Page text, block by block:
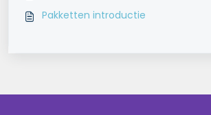
Pakketten introductie